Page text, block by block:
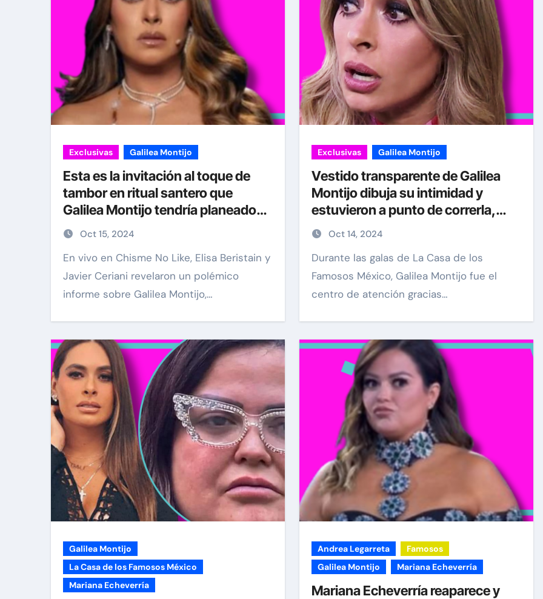
Exclusivas Galilea Montijo
Esta es la invitación al toque de
tambor en ritual santero que
Galilea Montijo tendría planeado
este fin de semana en Acapulco
Oct 15, 2024
En vivo en Chisme No Like, Elisa Beristain y
Javier Ceriani revelaron un polémico
informe sobre Galilea Montijo,…
Exclusivas Galilea Montijo
Vestido transparente de Galilea
Montijo dibuja su intimidad y
estuvieron a punto de correrla,
pero acusan que volvió a la
Santería
Oct 14, 2024
Durante las galas de La Casa de los
Famosos México, Galilea Montijo fue el
centro de atención gracias…
Galilea Montijo
La Casa de los Famosos México
Mariana Echeverría
Andrea Legarreta
Famosos
Galilea Montijo
Mariana Echeverría
Mariana Echeverría reaparece y